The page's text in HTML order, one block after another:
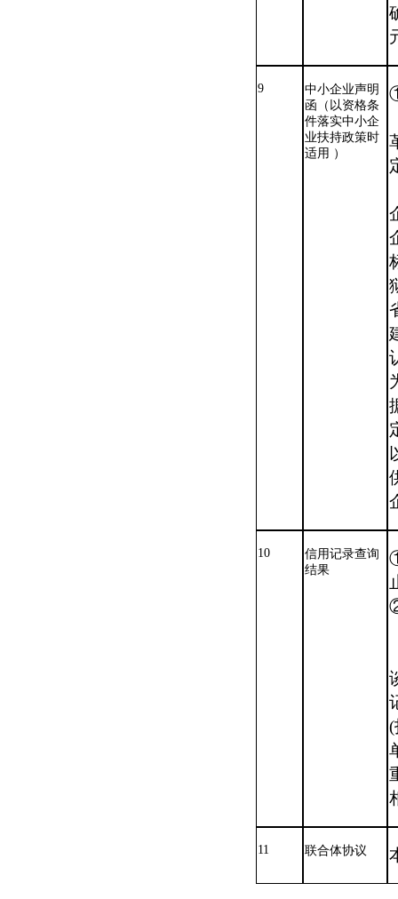
9
中小企业声明
函（以资格条
件落实中小企
业扶持政策时
适用 ）
10
信用记录查询
结果
11 联合体协议